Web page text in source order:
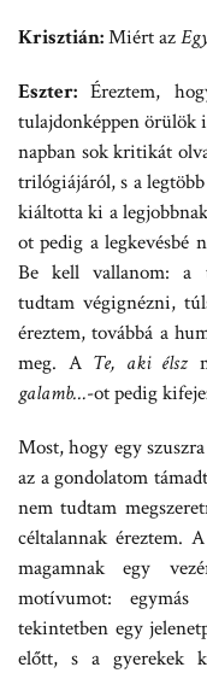
Krisztián:Miért az
Eszter: Éreztem,
tulajdonképpen örülök
napban sok kritikát
trilógiájáról, s a
kiáltotta ki a
ot pedig a legkevésbé
Be kell vallanom: a
tudtam végignézni,
éreztem, továbbá a
meg. A Te, aki élsz
galamb…-ot pedig
Most, hogy egy
az a gondolatom
nem tudtam
céltalannak éreztem.
magamnak egy
motívumot: egymás
tekintetben egy
előtt, s a gyerekek